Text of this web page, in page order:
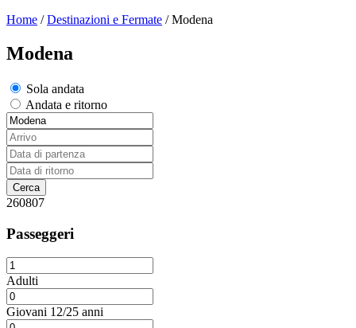
Home / Destinazioni e Fermate / Modena
Modena
Sola andata
Andata e ritorno
260807
Passeggeri
Adulti
Giovani 12/25 anni